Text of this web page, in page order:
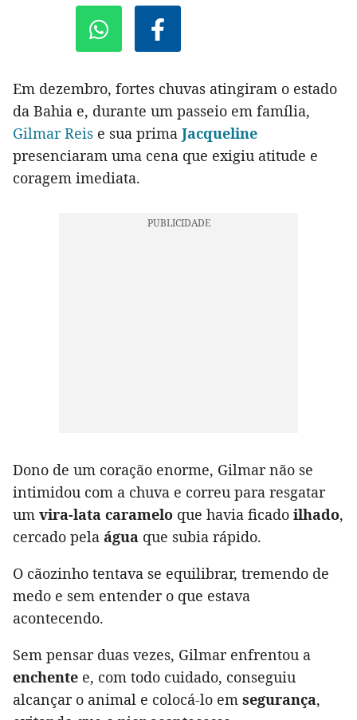
Em dezembro, fortes chuvas atingiram o estado
da Bahia e, durante um passeio em família,
Gilmar Reis e sua prima Jacqueline
presenciaram uma cena que exigiu atitude e
coragem imediata.
Dono de um coração enorme, Gilmar não se
intimidou com a chuva e correu para resgatar
um vira-lata caramelo que havia ficado ilhado,
cercado pela água que subia rápido.
O cãozinho tentava se equilibrar, tremendo de
medo e sem entender o que estava
acontecendo.
Sem pensar duas vezes, Gilmar enfrentou a
enchente e, com todo cuidado, conseguiu
alcançar o animal e colocá-lo em segurança,